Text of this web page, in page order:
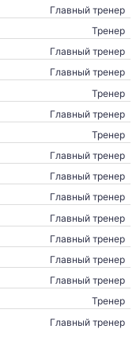
Главный тренер
Тренер
Главный тренер
Главный тренер
Тренер
Главный тренер
Тренер
Главный тренер
Главный тренер
Главный тренер
Главный тренер
Главный тренер
Главный тренер
Главный тренер
Тренер
Главный тренер